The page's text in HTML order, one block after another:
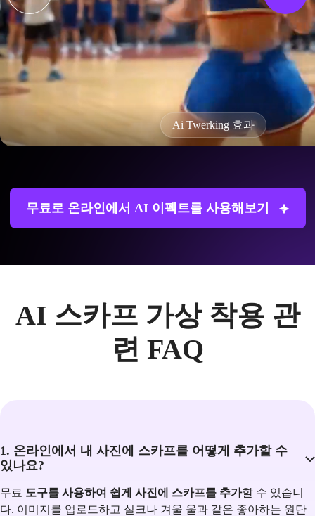
Ai Twerking 효과
무료로 온라인에서 AI 이펙트를 사용해보기
AI 스카프 가상 착용 관
련 FAQ
1. 온라인에서 내 사진에 스카프를 어떻게 추가할 수
있나요?
무료 도구를 사용하여 쉽게 사진에 스카프를 추가할 수 있습니
다. 이미지를 업로드하고 실크나 겨울 울과 같은 좋아하는 원단